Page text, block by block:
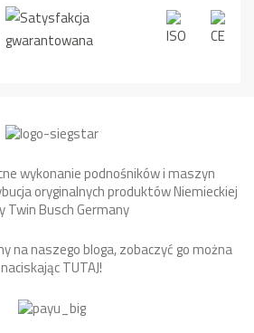
wykonanie podnośników i maszyn
oryginalnych produktów Niemieckiej
Twin Busch Germany
na naszego bloga, zobaczyć go można
naciskającTUTAJ!